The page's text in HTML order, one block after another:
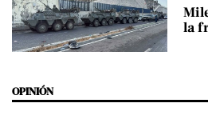
la
OPINIÓN